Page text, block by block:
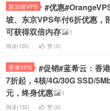
新加坡VPS
#优惠
坡、东京VPS年付6折优惠，
可获得双倍内存
1
阅读(120) 赞 (0)
香港VPS
#促销#蓝希云：香
7折起，4核/4G/30G SSD/
元，终身优惠
1
阅读(132) 赞 (0)